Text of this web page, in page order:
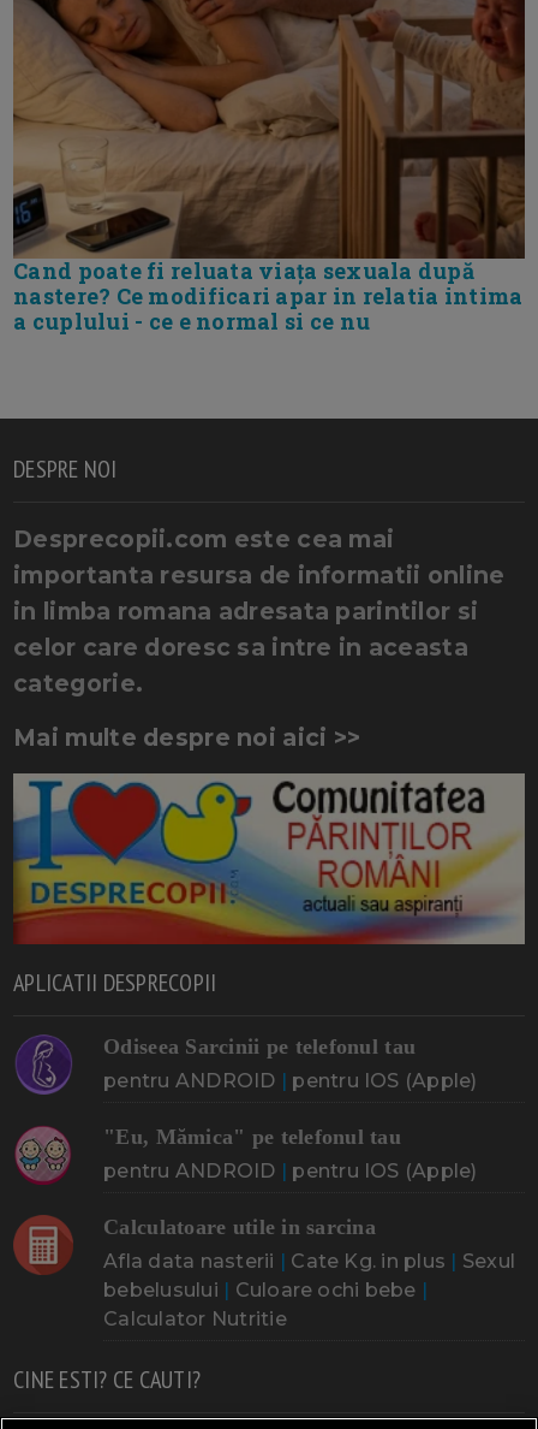
Cand poate fi reluata viața sexuala după
nastere? Ce modificari apar in relatia intima
a cuplului - ce e normal si ce nu
DESPRE NOI
Desprecopii.com este cea mai
importanta resursa de informatii online
in limba romana adresata parintilor si
celor care doresc sa intre in aceasta
categorie.
Mai multe despre noi aici >>
APLICATII DESPRECOPII
Odiseea Sarcinii pe telefonul tau
pentru ANDROID | pentru IOS (Apple)
"Eu, Mămica" pe telefonul tau
pentru ANDROID | pentru IOS (Apple)
Calculatoare utile in sarcina
Afla data nasterii | Cate Kg. in plus | Sexul
bebelusului | Culoare ochi bebe |
Calculator Nutritie
CINE ESTI? CE CAUTI?